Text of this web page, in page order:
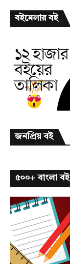
বইমেলার বই
জনপ্রিয় বই
৫০০+ বাংলা বই